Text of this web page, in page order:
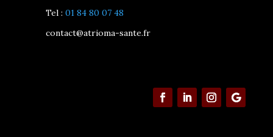
Tel : 01 84 80 07 48
contact@atrioma-sante.fr